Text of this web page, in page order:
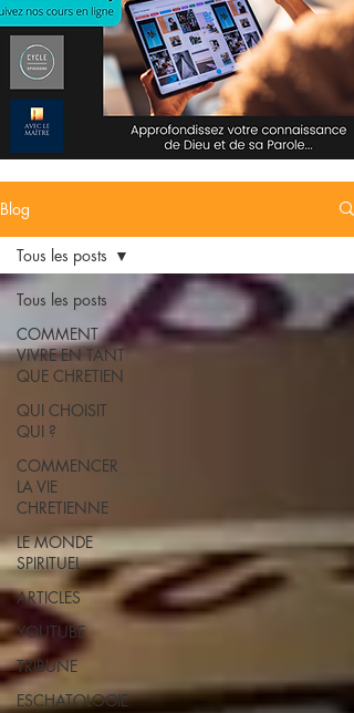
Blog
Tous les posts
COMMENT
VIVRE EN TANT
QUE CHRETIEN
QUI CHOISIT
QUI ?
COMMENCER
LA VIE
CHRETIENNE
LE MONDE
SPIRITUEL
ARTICLES
YOUTUBE
TRIBUNE
ESCHATOLOGIE
Tous les posts